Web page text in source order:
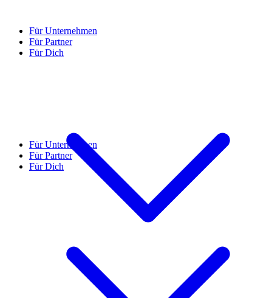
Für Unternehmen
Für Partner
Für Dich
Für Unternehmen
Für Partner
Für Dich